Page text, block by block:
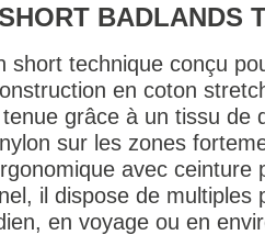
BADLANDS
technique conçu
en coton
grâce à un tissu de
sur les zones
avec ceinture
il dispose de multiples
en voyage ou en